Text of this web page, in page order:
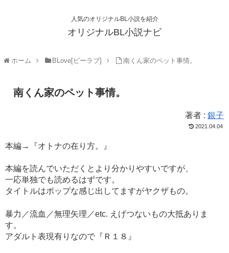
人気のオリジナルBL小説を紹介
オリジナルBL小説ナビ
ホーム BLove[ビーラブ] 南くん家のペット事情。
南くん家のペット事情。
著者 : 銀子
2021.04.04
本編→『オトナの在り方。』
本編を読んでいただくとより分かりやすいですが、
一応単独でも読めるはずです。
タイトルはポップな感じ出してますがヤクザもの。
暴力／流血／無理矢理／etc. えげつないもの大抵ありま
す。
アダルト表現有りなので『Ｒ１８』